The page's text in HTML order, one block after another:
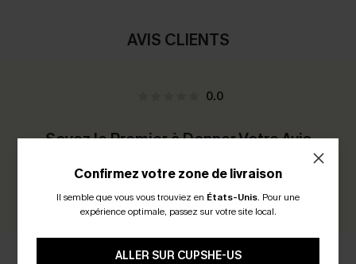
AVIS CLIENTS
0.0
Soyez le Premier à Donner Votre Avis
Gagnez 30+ points pour chaque avis que vous laissez !
ÉCRIRE UN AVIS
Confirmez votre zone de livraison
Il semble que vous vous trouviez en États-Unis. Pour une
expérience optimale, passez sur votre site local.
ALLER SUR CUPSHE-US